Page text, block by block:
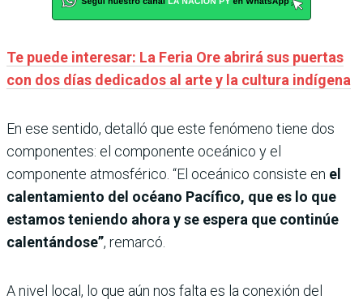
Te puede interesar: La Feria Ore abrirá sus puertas
con dos días dedicados al arte y la cultura indígena
En ese sentido, detalló que este fenómeno tiene dos
componentes: el componente oceánico y el
componente atmosférico. “El oceánico consiste en el
calentamiento del océano Pacífico, que es lo que
estamos teniendo ahora y se espera que continúe
calentándose”, remarcó.
A nivel local, lo que aún nos falta es la conexión del